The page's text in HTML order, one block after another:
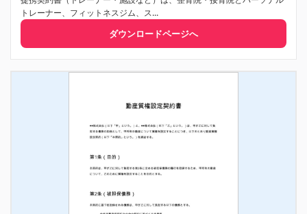
トレーナー、フィットネスジム、ス...
ダウンロードページへ